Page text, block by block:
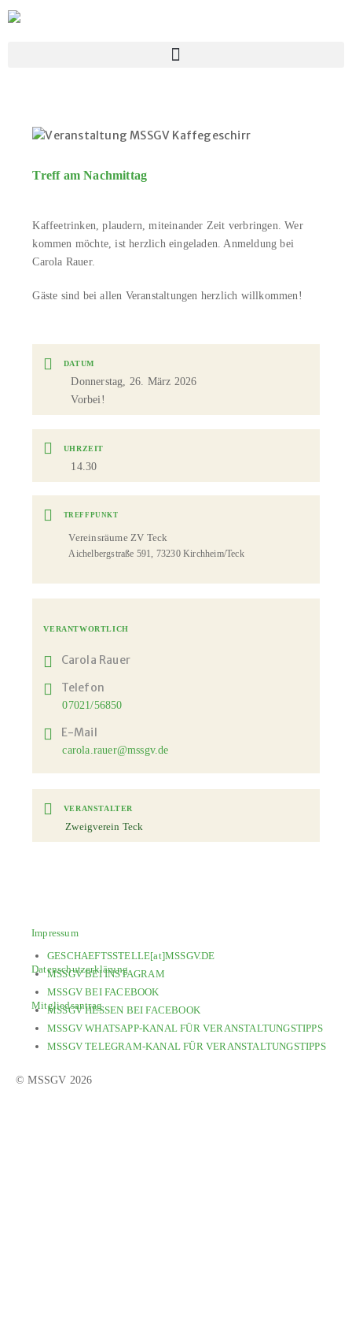
Treff am Nachmittag
Kaffeetrinken, plaudern, miteinander Zeit verbringen. Wer
kommen möchte, ist herzlich eingeladen. Anmeldung bei
Carola Rauer.
Gäste sind bei allen Veranstaltungen herzlich willkommen!
DATUM
Donnerstag, 26. März 2026
Vorbei!
UHRZEIT
14.30
TREFFPUNKT
Vereinsräume ZV Teck
Aichelbergstraße 591, 73230 Kirchheim/Teck
VERANTWORTLICH
Carola Rauer
Telefon
07021/56850
E-Mail
carola.rauer@mssgv.de
VERANSTALTER
Zweigverein Teck
Impressum
Datenschutzerklärung
Mitgliedsantrag
GESCHAEFTSSTELLE[at]MSSGV.DE
MSSGV BEI INSTAGRAM
MSSGV BEI FACEBOOK
MSSGV HESSEN BEI FACEBOOK
MSSGV WHATSAPP-KANAL FÜR VERANSTALTUNGSTIPPS
MSSGV TELEGRAM-KANAL FÜR VERANSTALTUNGSTIPPS
© MSSGV 2026